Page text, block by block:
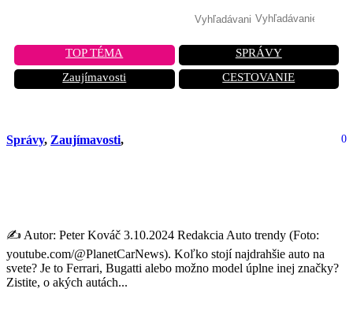
TOP TÉMA
SPRÁVY
Zaujímavosti
CESTOVANIE
Správy, Zaujímavosti, 0
✍️ Autor: Peter Kováč 3.10.2024 Redakcia Auto trendy (Foto:
youtube.com/@PlanetCarNews). Koľko stojí najdrahšie auto na
svete? Je to Ferrari, Bugatti alebo možno model úplne inej značky?
Zistite, o akých autách...